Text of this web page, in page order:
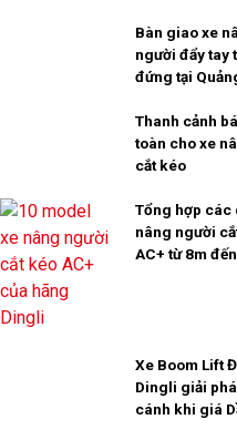
Bàn giao xe
người đẩy tay
đứng tại
Thanh cảnh
toàn cho xe
cắt kéo
Tổng hợp các
nâng người
AC+ từ 8m
Xe Boom Lift
Dingli giải
cánh khi giá